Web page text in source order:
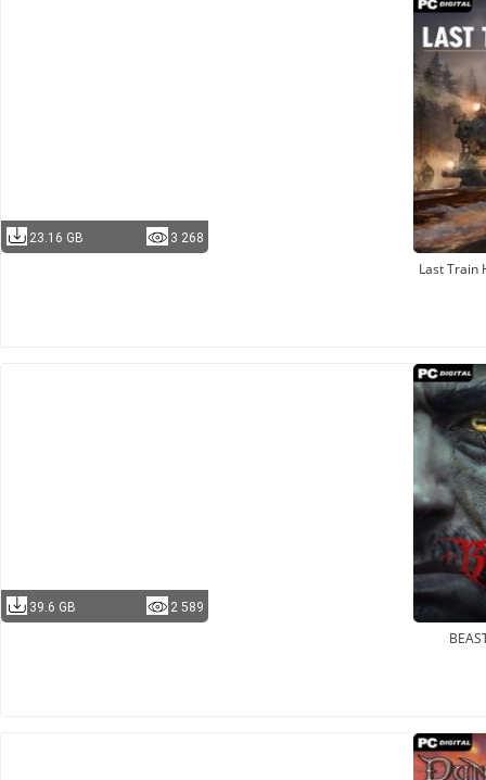
23.16 GB 3 268
Last Train
39.6 GB 2 589